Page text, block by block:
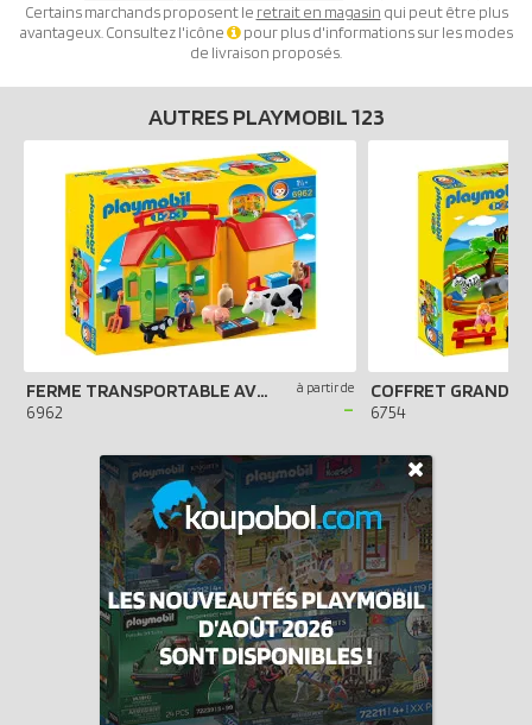
Certains marchands proposent le retrait en magasin qui peut être plus
avantageux. Consultez l'icône
pour plus d'informations sur les modes
de livraison proposés.
AUTRES PLAYMOBIL 123
FERME TRANSPORTABLE AVEC ANIMAUX
6962
à partir de
-
COFFRET GRAND
6754